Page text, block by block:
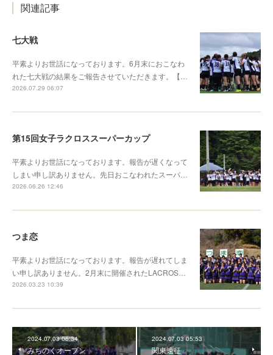
関連記事
七大戦
平素よりお世話になっております。6月末におこなわ
れた七大戦の結果をご報告させていただきます。【…
2026.07.29 06:07
第15回女子ラクロススーパーカップ
平素よりお世話になっております。報告が遅くなって
しまい申し訳ありません。先日おこなわれたスーパ…
2026.06.26 12:46
つま恋
平素よりお世話になっております。報告が遅れてしま
い申し訳ありません。2月末に開催されたLACROS…
2026.03.23 10:39
2024.07.03 06:34
みちのくオープン
2024.07.03 05:53
関東遠征